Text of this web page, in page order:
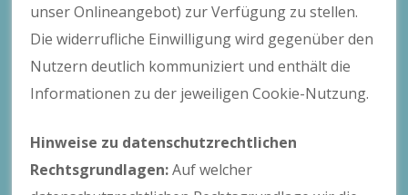
unser Onlineangebot) zur Verfügung zu stellen.
Die widerrufliche Einwilligung wird gegenüber den
Nutzern deutlich kommuniziert und enthält die
Informationen zu der jeweiligen Cookie-Nutzung.
Hinweise zu datenschutzrechtlichen
Rechtsgrundlagen:Auf welcher